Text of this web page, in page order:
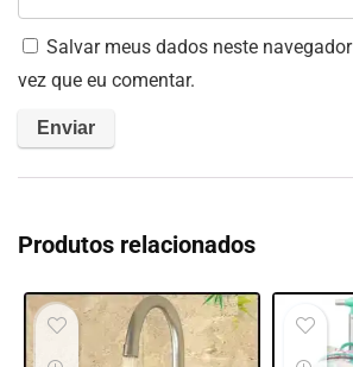
Salvar meus dados neste
vez que eu comentar.
Produtos relacionados